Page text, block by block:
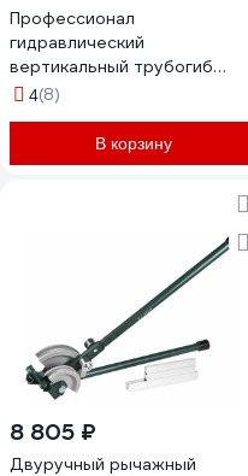
Профессионал
гидравлический
вертикальный трубогиб
ЗУБР ТВГ-8 1/2-1", 8 т 43078-
4(8)
В корзину
8 805 ₽
Двуручный рычажный